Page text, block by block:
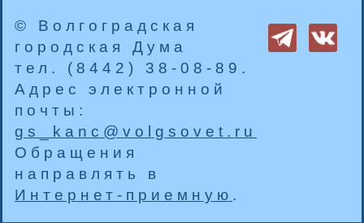
© Волгоградская
городская Дума
тел. (8442) 38-08-89.
Адрес электронной
почты:
gs_kanc@volgsovet.ru
Обращения
направлять в
Интернет-приемную .